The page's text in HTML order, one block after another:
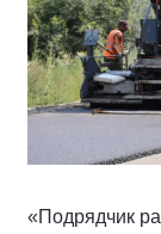
«Подрядчик